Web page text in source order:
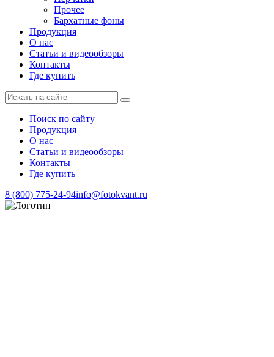
Прочее
Бархатные фоны
Продукция
О нас
Статьи и видеообзоры
Контакты
Где купить
Поиск по сайту
Продукция
О нас
Статьи и видеообзоры
Контакты
Где купить
8 (800) 775-24-94info@fotokvant.ru